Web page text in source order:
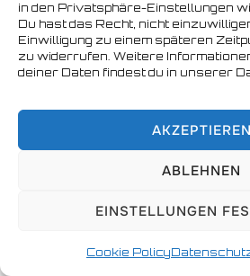
in den Privatsphäre-Einstellungen
Du hast das Recht, nicht
Einwilligung zu einem späteren
zu widerrufen. Weitere
deiner Daten findest du in unserer
AKZEPTIEREN
ABLEHNEN
EINSTELLUNGEN
Cookie Policy